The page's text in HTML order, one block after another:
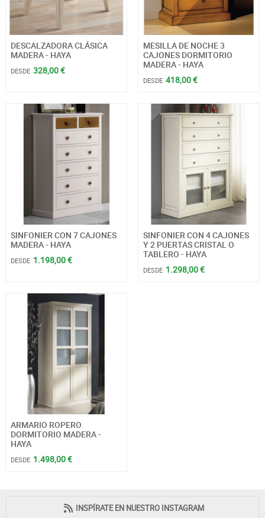
DESCALZADORA CLÁSICA
MADERA - HAYA
DESDE 328,00 €
MESILLA DE NOCHE 3
CAJONES DORMITORIO
MADERA - HAYA
DESDE 418,00 €
SINFONIER CON 7 CAJONES
MADERA - HAYA
DESDE 1.198,00 €
SINFONIER CON 4 CAJONES
Y 2 PUERTAS CRISTAL O
TABLERO - HAYA
DESDE 1.298,00 €
ARMARIO ROPERO
DORMITORIO MADERA -
HAYA
DESDE 1.498,00 €
INSPÍRATE EN NUESTRO INSTAGRAM